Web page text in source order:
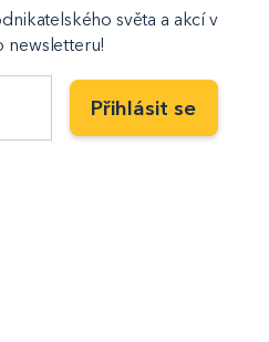
světa a akcí v
newsletteru!